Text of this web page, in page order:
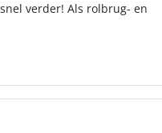
verder! Als rolbrug- en